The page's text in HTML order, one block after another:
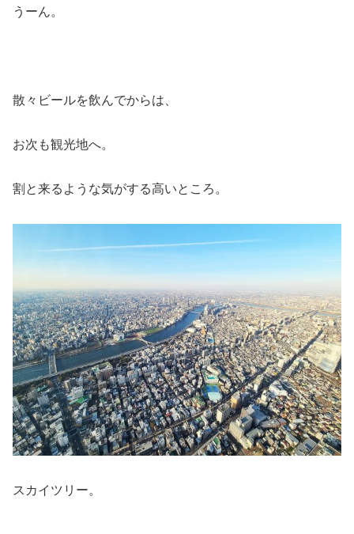
うーん。
散々ビールを飲んでからは、
お次も観光地へ。
割と来るような気がする高いところ。
スカイツリー。